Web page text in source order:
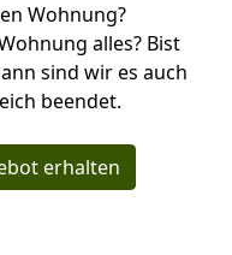
Wohnung?
alles? Bist
sind wir es auch
beendet.
erhalten